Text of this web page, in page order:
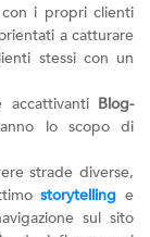
i propri clienti
a catturare
stessi con un
Blog-
lo scopo di
strade diverse,
storytelling e
sul sito